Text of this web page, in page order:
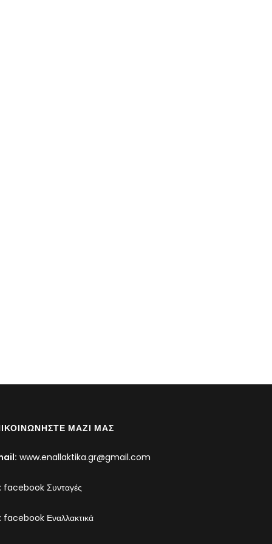
ΜΑΖΊ ΜΑΣ
www.enallaktika.gr@gmail.com
: facebook Συνταγές
: facebook Εναλλακτικά